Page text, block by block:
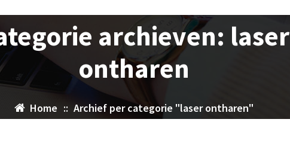
archieven: laser
ontharen
Home :: Archief per categorie "laser ontharen"